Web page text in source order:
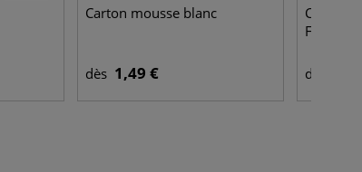
Carton mousse blanc
dès 1,49 €
Coffret
Faber-
dès